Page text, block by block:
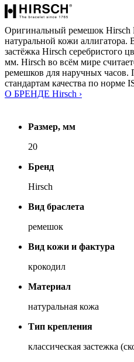
Оригинальный ремешок Hirsch
натуральной кожи аллигатора.
застёжка Hirsch серебристого
мм. Hirsch во всём мире
ремешков для наручных часов.
стандартам качества по норме
О БРЕНДЕ Hirsch ›
Размер, мм
20
Бренд
Hirsch
Вид браслета
ремешок
Вид кожи и фактура
крокодил
Материал
натуральная кожа
Тип крепления
классическая застежка